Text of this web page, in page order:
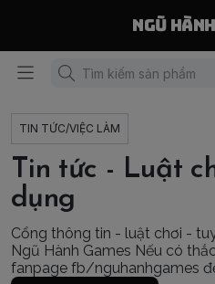
Ngũ
TIN TỨC/VIỆC LÀM
Tin tức - Luật
dụng
Cổng thông tin - luật chơi -
Ngũ Hành Games Nếu có
fanpage fb/nguhanhgames